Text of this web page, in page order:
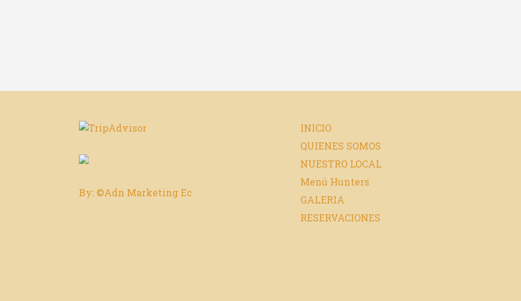
By: ©Adn Marketing Ec
INICIO
QUIENES SOMOS
NUESTRO LOCAL
Menú Hunters
GALERIA
RESERVACIONES